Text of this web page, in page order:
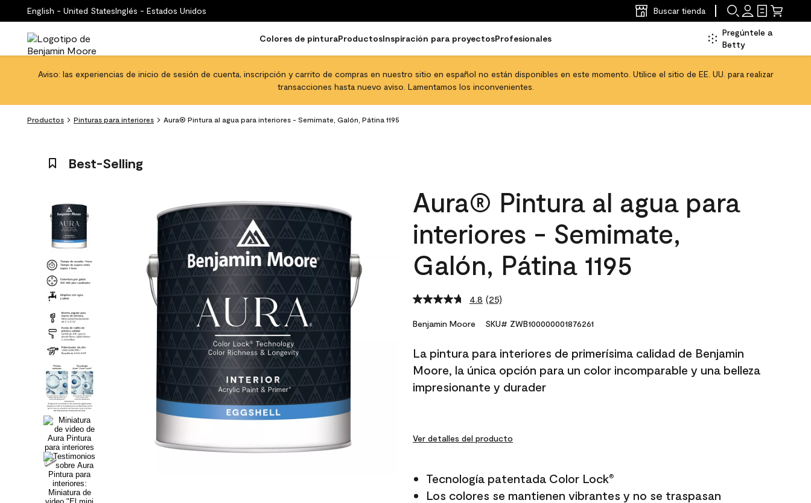
English - United StatesInglés - Estados Unidos Buscar tienda
Colores de pinturaProductosInspiración para proyectosProfesionales
Pregúntele a
Betty
Aviso: las experiencias de inicio de sesión de cuenta, inscripción y carrito de compras en nuestro sitio en español no están disponibles en este momento. Utilice el sitio de EE. UU. para realizar
transacciones hasta nuevo aviso. Lamentamos los inconvenientes.
Productos Pinturas para interiores Aura® Pintura al agua para interiores - Semimate, Galón, Pátina 1195
Best-Selling
Aura® Pintura al agua para
interiores - Semimate,
Galón, Pátina 1195
4.8 Read
Reviews.
link.
(25)
Benjamin Moore SKU# ZWB100000001876261
La pintura para interiores de primerísima calidad de Benjamin
Moore, la única opción para un color incomparable y una belleza
impresionante y durader
Ver detalles del producto
Tecnología patentada Color Lock®
Los colores se mantienen vibrantes y no se traspasan